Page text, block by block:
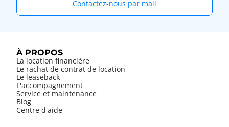
Contactez-nous par mail
À PROPOS
La location financière
Le rachat de contrat de location
Le leaseback
L'accompagnement
Service et maintenance
Blog
Centre d'aide